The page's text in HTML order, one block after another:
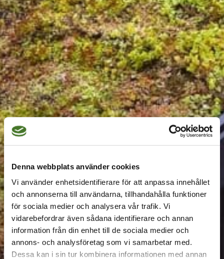
Denna webbplats använder cookies
Vi använder enhetsidentifierare för att anpassa innehållet
och annonserna till användarna, tillhandahålla funktioner
för sociala medier och analysera vår trafik. Vi
vidarebefordrar även sådana identifierare och annan
information från din enhet till de sociala medier och
annons- och analysföretag som vi samarbetar med.
Dessa kan i sin tur kombinera informationen med annan
Komplett sedumtak på
attefallshus och
skärmtak i Värmdö